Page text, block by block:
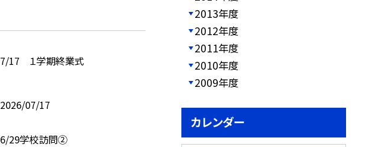
7/17 １学期終業式
2026/07/17
6/29学校訪問②
2013年度
2012年度
2011年度
2010年度
2009年度
カレンダー